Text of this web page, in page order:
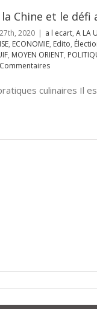
Chine et le défi
2020 | a l ecart, A LA
, ECONOMIE, Edito,
, MOYEN ORIENT,
culinaires Il